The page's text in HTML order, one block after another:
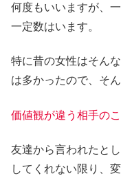
何度もいいますが、
一定数はいます。
特に昔の女性はそん
は多かったので、そ
価値観が違う相手の
友達から言われたと
してくれない限り、